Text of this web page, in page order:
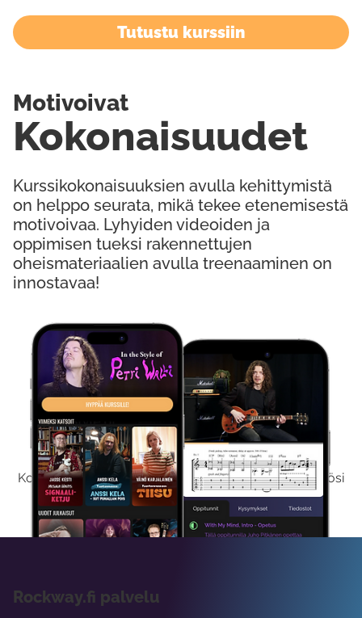
Kokeile Ilmaiseksi
Kokeilemalla ilmaiseksi saat koko sisältömme käyttöösi
viikon ajaksi.
Tutustu kurssiin
Kurssikokonaisuuksien avulla kehittymistä
on helppo seurata, mikä tekee etenemisestä
motivoivaa. Lyhyiden videoiden ja
oppimisen tueksi rakennettujen
oheismateriaalien avulla treenaaminen on
innostavaa!
Kokonaisuudet
Motivoivat
Rockway.fi palvelu